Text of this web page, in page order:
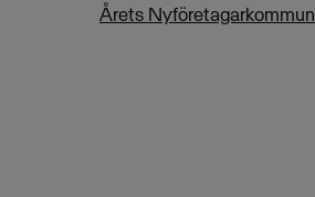
Årets Nyföretagarkommun